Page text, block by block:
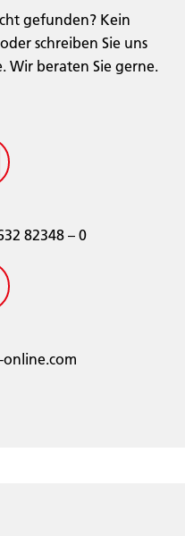
gefunden? Kein
schreiben Sie uns
Wir beraten Sie gerne.
82348 – 0
online.com